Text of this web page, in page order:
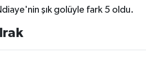
şık golüyle fark 5 oldu.